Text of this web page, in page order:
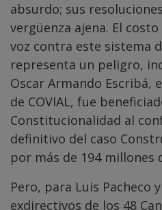
absurdo; sus
vergüenza ajena. El
voz contra este sistema
representa un peligro,
Oscar Armando Escribá,
de COVIAL, fue
Constitucionalidad al
definitivo del caso
por más de 194 millones
Pero, para Luis Pacheco
exdirectivos de los 48